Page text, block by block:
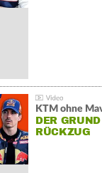
KTM ohne
DER
RÜCKZUG